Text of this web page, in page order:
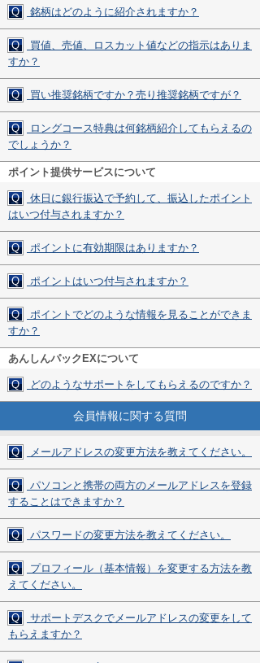
Q 銘柄はどのように紹介されますか？
Q
買値、売値、ロスカット値などの指示はありま
すか？
Q 買い推奨銘柄ですか？売り推奨銘柄ですが？
Q
ロングコース特典は何銘柄紹介してもらえるの
でしょうか？
ポイント提供サービスについて
Q
休日に銀行振込で予約して、振込したポイント
はいつ付与されますか？
Q ポイントに有効期限はありますか？
Q ポイントはいつ付与されますか？
Q
ポイントでどのような情報を見ることができま
すか？
あんしんパックEXについて
Q どのようなサポートをしてもらえるのですか？
会員情報に関する質問
Q メールアドレスの変更方法を教えてください。
Q
パソコンと携帯の両方のメールアドレスを登録
することはできますか？
Q パスワードの変更方法を教えてください。
Q
プロフィール（基本情報）を変更する方法を教
えてください。
Q
サポートデスクでメールアドレスの変更をして
もらえますか？